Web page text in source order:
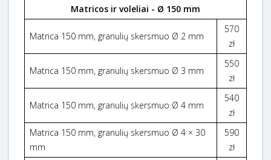
Matricos ir voleliai - Ø 150 mm
Matrica 150 mm, granulių skersmuo Ø 2 mm
570
zł
Matrica 150 mm, granulių skersmuo Ø 3 mm
550
zł
Matrica 150 mm, granulių skersmuo Ø 4 mm
540
zł
Matrica 150 mm, granulių skersmuo Ø 4 × 30
mm
590
zł